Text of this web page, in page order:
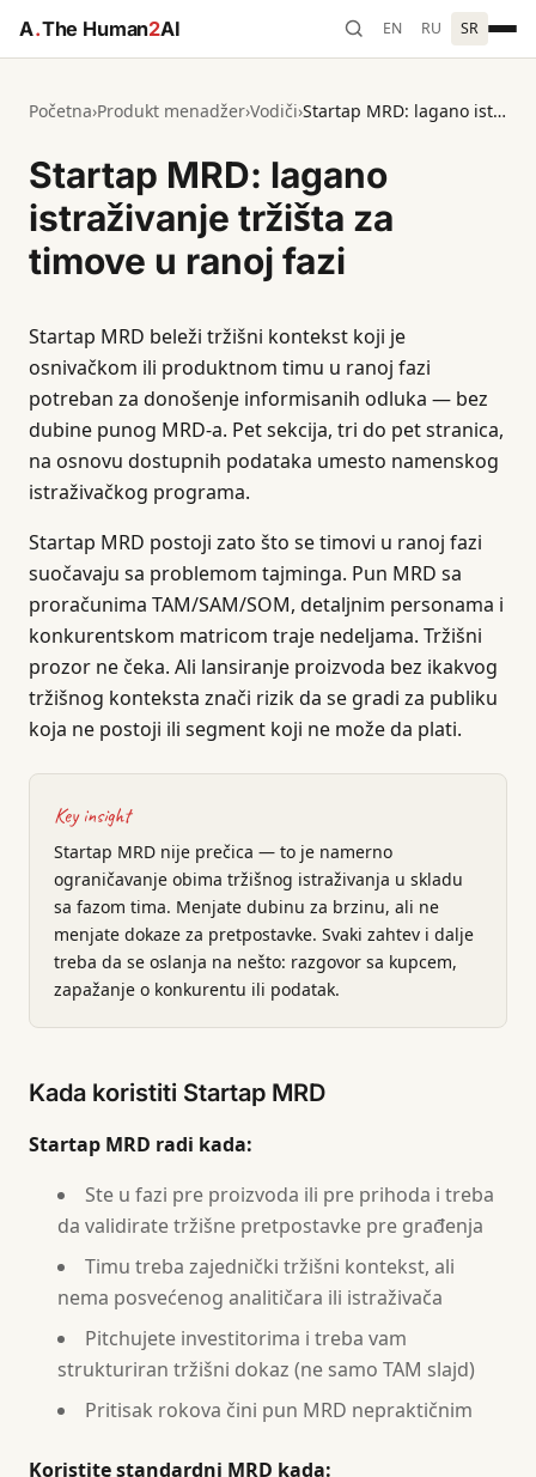
A.The Human2AI EN RU SR
Početna›Produkt menadžer›Vodiči› Startap MRD: lagano istraživanje tržišta za timove u ranoj fazi
Startap MRD: lagano
istraživanje tržišta za
timove u ranoj fazi
Startap MRD beleži tržišni kontekst koji je
osnivačkom ili produktnom timu u ranoj fazi
potreban za donošenje informisanih odluka — bez
dubine punog MRD-a. Pet sekcija, tri do pet stranica,
na osnovu dostupnih podataka umesto namenskog
istraživačkog programa.
Startap MRD postoji zato što se timovi u ranoj fazi
suočavaju sa problemom tajminga. Pun MRD sa
proračunima TAM/SAM/SOM, detaljnim personama i
konkurentskom matricom traje nedeljama. Tržišni
prozor ne čeka. Ali lansiranje proizvoda bez ikakvog
tržišnog konteksta znači rizik da se gradi za publiku
koja ne postoji ili segment koji ne može da plati.
Key insight
Startap MRD nije prečica — to je namerno
ograničavanje obima tržišnog istraživanja u skladu
sa fazom tima. Menjate dubinu za brzinu, ali ne
menjate dokaze za pretpostavke. Svaki zahtev i dalje
treba da se oslanja na nešto: razgovor sa kupcem,
zapažanje o konkurentu ili podatak.
Kada koristiti Startap MRD
Startap MRD radi kada:
Ste u fazi pre proizvoda ili pre prihoda i treba
da validirate tržišne pretpostavke pre građenja
Timu treba zajednički tržišni kontekst, ali
nema posvećenog analitičara ili istraživača
Pitchujete investitorima i treba vam
strukturiran tržišni dokaz (ne samo TAM slajd)
Pritisak rokova čini pun MRD nepraktičnim
Koristite standardni MRD kada: